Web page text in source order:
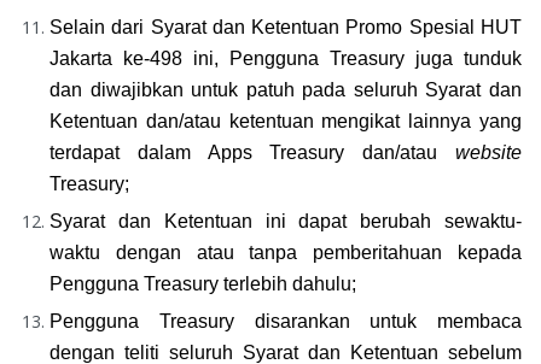
Selain dari Syarat dan Ketentuan Promo Spesial HUT
Jakarta ke-498 ini, Pengguna Treasury juga tunduk
dan diwajibkan untuk patuh pada seluruh Syarat dan
Ketentuan dan/atau ketentuan mengikat lainnya yang
terdapat dalam Apps Treasury dan/atau website
Treasury;
Syarat dan Ketentuan ini dapat berubah sewaktu-
waktu dengan atau tanpa pemberitahuan kepada
Pengguna Treasury terlebih dahulu;
Pengguna Treasury disarankan untuk membaca
dengan teliti seluruh Syarat dan Ketentuan sebelum